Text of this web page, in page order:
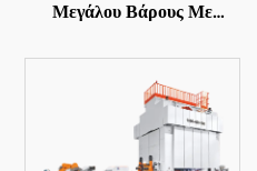
Μεγάλου Βάρους Με